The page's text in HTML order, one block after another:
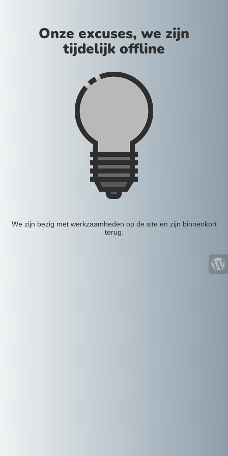
Onze excuses, we zijn
tijdelijk offline
We zijn bezig met werkzaamheden op de site en zijn binnenkort
terug.